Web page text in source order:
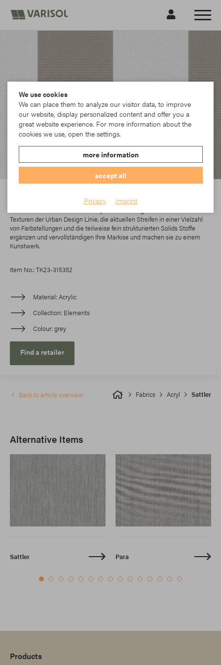
Texturen der Urban Design Linie, die aktuellen Streifen in einer Vielzahl
von Farbstellungen und die teilweise fein strukturierten Solids Stoffe
ergänzen und vervollständigen Ihre Markise und machen sie zu einem
Kunstwerk.
Item No.: TK23-315352
Material Acrylic
Collection Elements
Colour grey
Find a retailer
Fabrics Acryl Sattler
Back to article overview
Alternative Items
Sattler Para
Products
We use cookies
We can place them to analyze our visitor data, to improve
our website, display personalized content and offer you a
great website experience. For more information about the
cookies we use, open the settings.
more information
accept all
Privacy Imprint